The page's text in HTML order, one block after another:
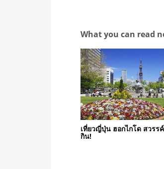
What you can read
เที่ยวญี่ปุ่น ฮอกไกโด สวรร
กิน!